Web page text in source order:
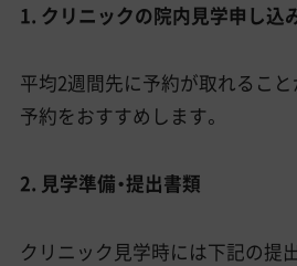
1. クリニックの院内見学申し込
平均2週間先に予約が取れること
予約をおすすめします。
2. 見学準備・提出書類
クリニック見学時には下記の提